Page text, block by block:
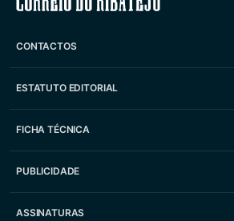
CONTACTOS
ESTATUTO EDITORIAL
FICHA TÉCNICA
PUBLICIDADE
ASSINATURAS